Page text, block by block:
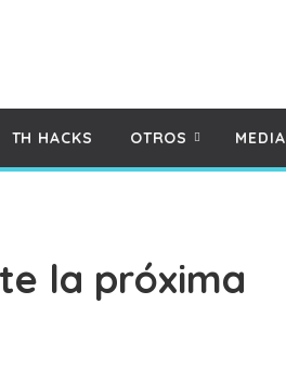
TH HACKS OTROS MEDIA
la próxima